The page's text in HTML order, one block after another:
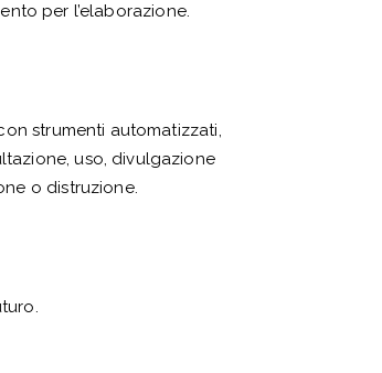
per l’elaborazione.
strumenti automatizzati,
uso, divulgazione
o distruzione.